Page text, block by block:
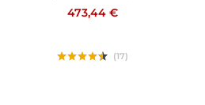
MARQUES
CONSEILS
473,44 €
(17)